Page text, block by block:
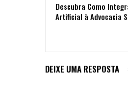
Descubra Como
Artificial à Advocacia
DEIXE UMA RESPOSTA